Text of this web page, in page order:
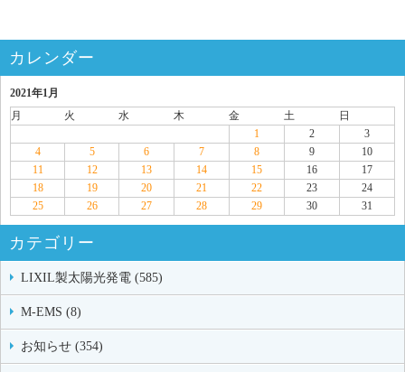
カレンダー
2021年1月
月
火 水 木 金 土
日
1
2
3
4
5 6 7 8 9
10
11
12 13 14 15 16
17
18
19 20 21 22 23
24
25
26 27 28 29 30 31
カテゴリー
LIXIL製太陽光発電 (585)
M-EMS (8)
お知らせ (354)